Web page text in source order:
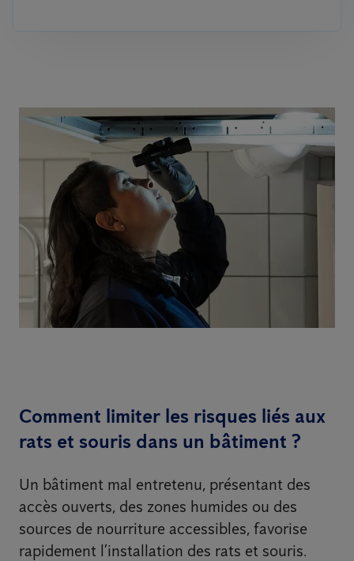
Comment limiter les risques liés aux
rats et souris dans un bâtiment ?
Un bâtiment mal entretenu, présentant des
accès ouverts, des zones humides ou des
sources de nourriture accessibles, favorise
rapidement l’installation des rats et souris.